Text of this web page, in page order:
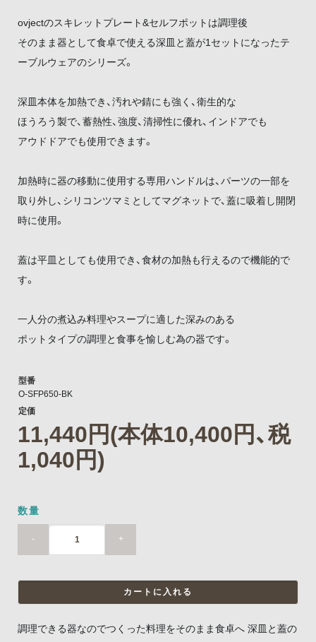
ovjectのスキレットプレート&セルフポットは調理後
そのまま器として食卓で使える深皿と蓋が1セットになったテ
ーブルウェアのシリーズ。
深皿本体を加熱でき、汚れや錆にも強く、衛生的な
ほうろう製で、蓄熱性、強度、清掃性に優れ、インドアでも
アウドドアでも使用できます。
加熱時に器の移動に使用する専用ハンドルは、パーツの一部を
取り外し、シリコンツマミとしてマグネットで、蓋に吸着し開閉
時に使用。
蓋は平皿としても使用でき、食材の加熱も行えるので機能的で
す。
一人分の煮込み料理やスープに適した深みのある
ポットタイプの調理と食事を愉しむ為の器です。
型番
O-SFP650-BK
定価
11,440円(本体10,400円、税
1,040円)
数量
- +
調理できる器なのでつくった料理をそのまま食卓へ 深皿と蓋の